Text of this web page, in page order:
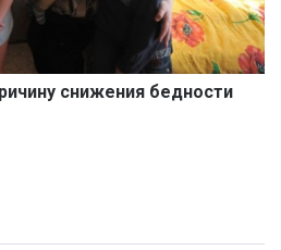
снижения бедности